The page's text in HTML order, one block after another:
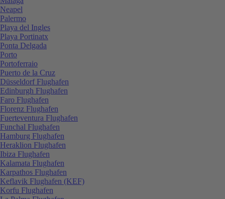
Neapel
Palermo
Playa del Ingles
Playa Portinatx
Ponta Delgada
Porto
Portoferraio
Puerto de la Cruz
Düsseldorf Flughafen
Edinburgh Flughafen
Faro Flughafen
Florenz Flughafen
Fuerteventura Flughafen
Funchal Flughafen
Hamburg Flughafen
Heraklion Flughafen
Ibiza Flughafen
Kalamata Flughafen
Karpathos Flughafen
Keflavik Flughafen (KEF)
Korfu Flughafen